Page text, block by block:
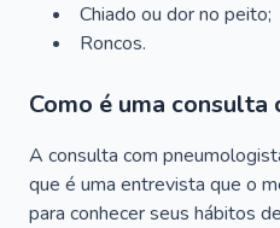
Chiado ou dor no peito;
Roncos.
Como é uma
A consulta com
que é uma entrevista que o
para conhecer seus hábitos